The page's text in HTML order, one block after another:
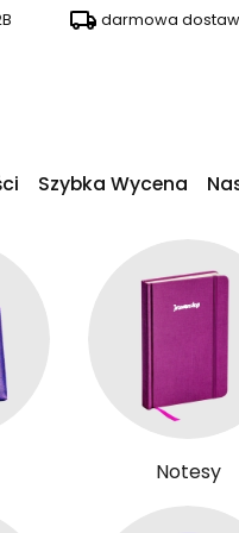
darmowa
Szybka Wycena
Notesy